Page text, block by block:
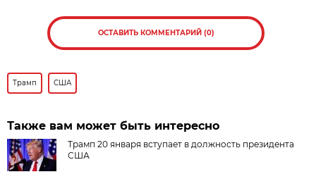
ОСТАВИТЬ КОММЕНТАРИЙ (0)
Трамп США
Также вам может быть интересно
Трамп 20 января вступает в должность президента
США